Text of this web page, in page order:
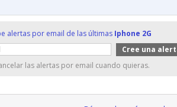
alertas por email de las últimas Iphone 2G
las alertas por email cuando quieras.